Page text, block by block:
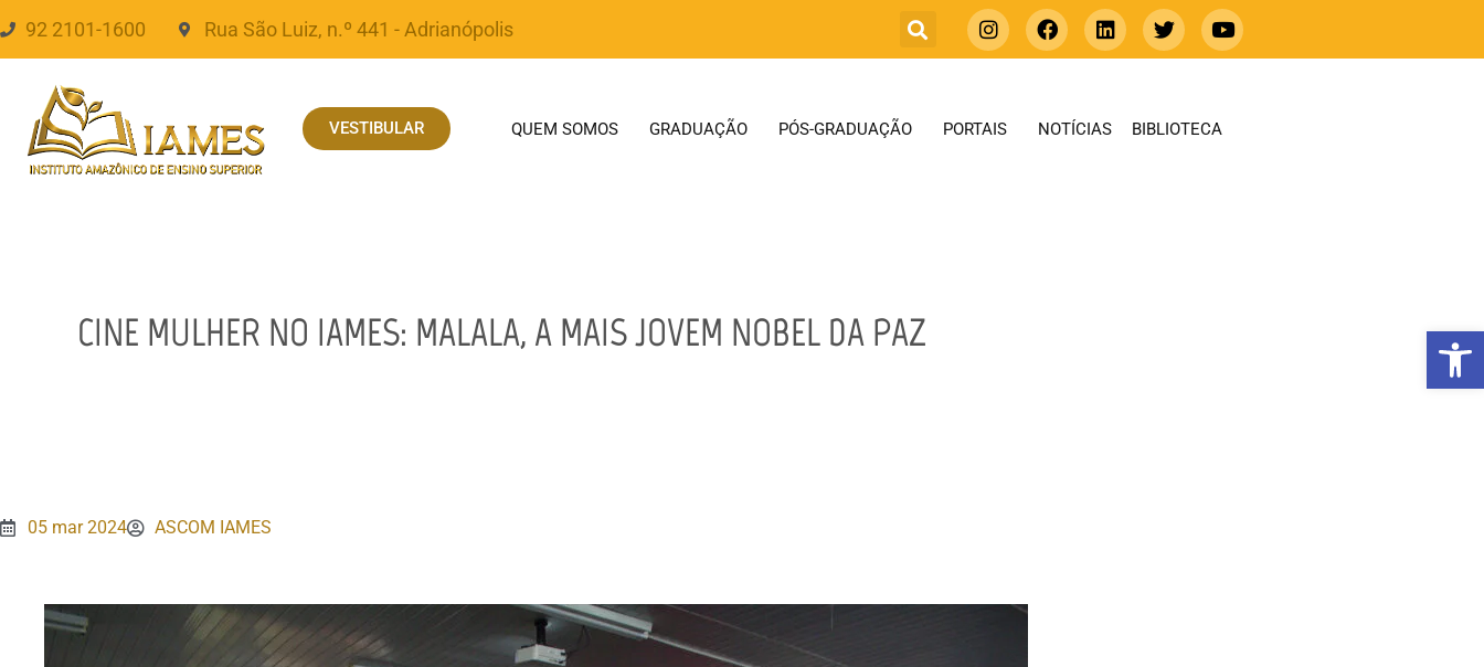
Abrir
92 2101-1600 Rua São Luiz, n.º 441 - Adrianópolis
VESTIBULAR QUEM SOMOS GRADUAÇÃO PÓS-GRADUAÇÃO PORTAIS NOTÍCIAS BIBLIOTECA
CINE MULHER NO IAMES: MALALA, A MAIS JOVEM NOBEL DA PAZ
05 mar 2024 ASCOM IAMES